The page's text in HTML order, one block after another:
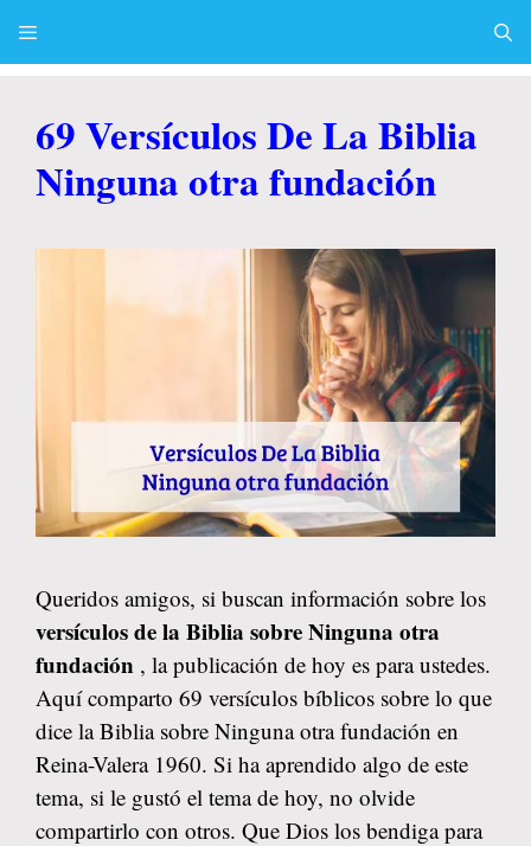
69 Versículos De La Biblia
Ninguna otra fundación
Queridos amigos, si buscan información sobre los
versículos de la Biblia sobre Ninguna otra
fundación , la publicación de hoy es para ustedes.
Aquí comparto 69 versículos bíblicos sobre lo que
dice la Biblia sobre Ninguna otra fundación en
Reina-Valera 1960. Si ha aprendido algo de este
tema, si le gustó el tema de hoy, no olvide
compartirlo con otros. Que Dios los bendiga para